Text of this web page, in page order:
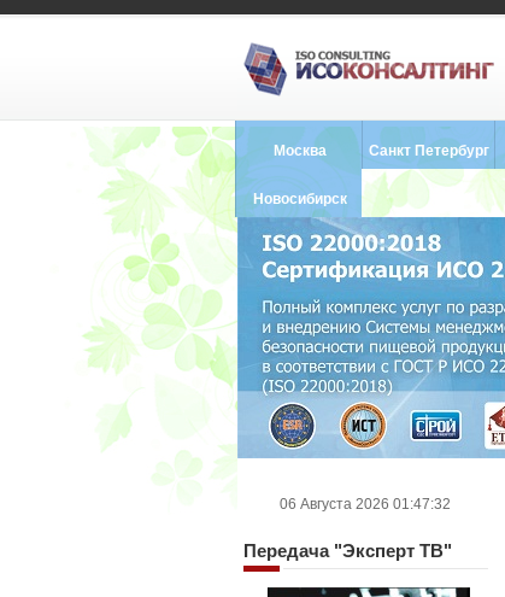
Москва Санкт Петербург
8 (812) 748-2493
Новосибирск
8 (383) 227-8449
06 Августа 2026 01:47:32
Передача"Эксперт ТВ"